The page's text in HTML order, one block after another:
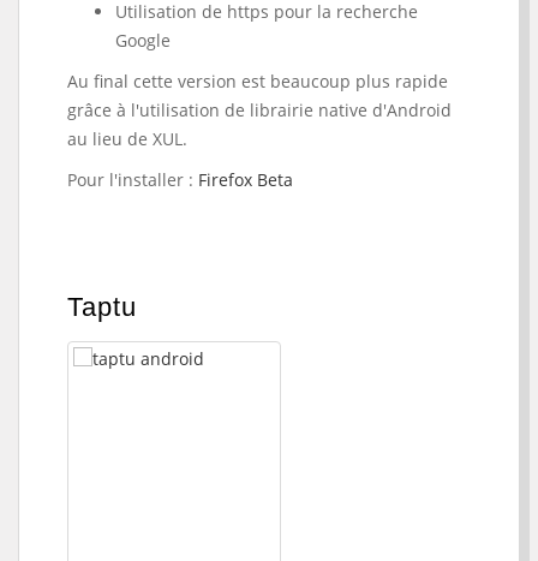
Utilisation de https pour la recherche
Google
Au final cette version est beaucoup plus rapide
grâce à l'utilisation de librairie native d'Android
au lieu de XUL.
Pour l'installer : Firefox Beta
Taptu